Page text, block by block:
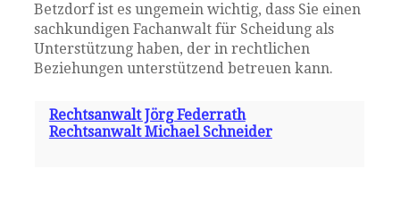
Betzdorf ist es ungemein wichtig, dass Sie einen
sachkundigen Fachanwalt für Scheidung als
Unterstützung haben, der in rechtlichen
Beziehungen unterstützend betreuen kann.
Rechtsanwalt Jörg Federrath
Rechtsanwalt Michael Schneider